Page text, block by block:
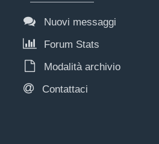
Nuovi messaggi
Forum Stats
Modalità archivio
Contattaci